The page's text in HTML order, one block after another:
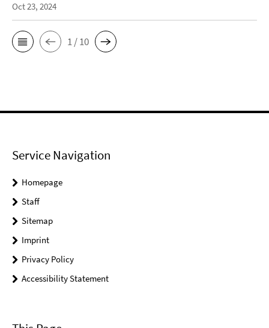
Oct 23, 2024
1 / 10
Service Navigation
Homepage
Staff
Sitemap
Imprint
Privacy Policy
Accessibility Statement